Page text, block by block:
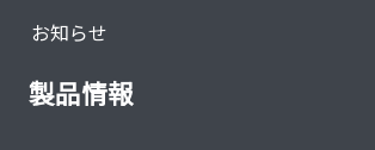
お知らせ
製品情報